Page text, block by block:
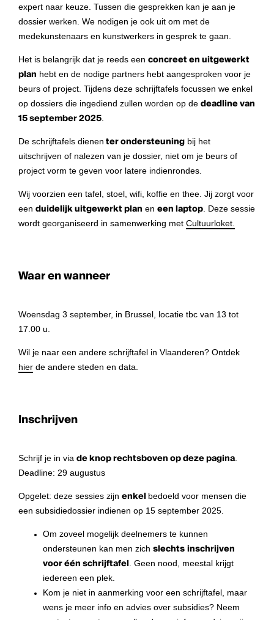
expert naar keuze. Tussen die gesprekken kan je aan je
dossier werken. We nodigen je ook uit om met de
medekunstenaars en kunstwerkers in gesprek te gaan.
Het is belangrijk dat je reeds een concreet en uitgewerkt
plan hebt en de nodige partners hebt aangesproken voor je
beurs of project. Tijdens deze schrijftafels focussen we enkel
op dossiers die ingediend zullen worden op de deadline van
15 september 2025.
De schrijftafels dienen ter ondersteuning bij het
uitschrijven of nalezen van je dossier, niet om je beurs of
project vorm te geven voor latere indienrondes.
Wij voorzien een tafel, stoel, wifi, koffie en thee. Jij zorgt voor
een duidelijk uitgewerkt plan en een laptop. Deze sessie
wordt georganiseerd in samenwerking met Cultuurloket.
Waar en wanneer
Woensdag 3 september, in Brussel, locatie tbc van 13 tot
17.00 u.
Wil je naar een andere schrijftafel in Vlaanderen? Ontdek
hier de andere steden en data.
Inschrijven
Schrijf je in via de knop rechtsboven op deze pagina.
Deadline: 29 augustus
Opgelet: deze sessies zijn enkel
bedoeld voor mensen die
een subsidiedossier indienen op 15 september 2025.
Om zoveel mogelijk deelnemers te kunnen
ondersteunen kan men zich slechts inschrijven
voor één schrijftafel . Geen nood, meestal krijgt
iedereen een plek.
Kom je niet in aanmerking voor een schrijftafel, maar
wens je meer info en advies over subsidies? Neem